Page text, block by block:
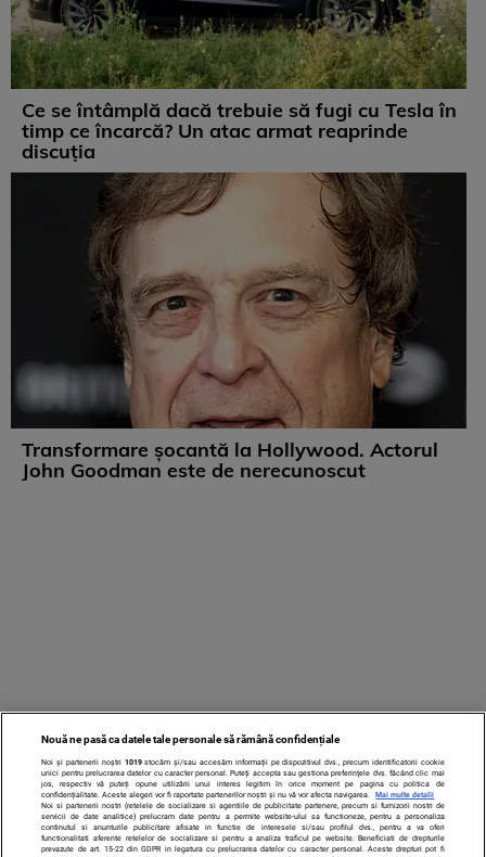
Ce se întâmplă dacă trebuie să fugi cu Tesla în
timp ce încarcă? Un atac armat reaprinde
discuția
Transformare șocantă la Hollywood. Actorul
John Goodman este de nerecunoscut
Nouă ne pasă ca datele tale personale să rămână confidențiale
Noi și partenerii noștri 1019stocăm și/sau accesăm informații pe dispozitivul dvs., precum identificatorii cookie
unici pentru prelucrarea datelor cu caracter personal. Puteți accepta sau gestiona preferințele dvs. făcând clic mai
jos, respectiv vă puteți opune utilizării unui interes legitim în orice moment pe pagina cu politica de
confidențialitate. Aceste alegeri vor fi raportate partenerilor noștri și nu vă vor afecta navigarea.
Mai multe detalii
Noi si partenerii nostri (retelele de socializare si agentiile de publicitate partenere, precum si furnizorii nostri de
servicii de date analitice) prelucram date pentru a permite website-ului sa functioneze, pentru a personaliza
continutul si anunturile publicitare afisate in functie de interesele si/sau profilul dvs., pentru a va oferi
functionalitati aferente retelelor de socializare si pentru a analiza traficul pe website. Beneficiati de drepturile
prevazute de art. 15-22 din GDPR in legatura cu prelucrarea datelor cu caracter personal. Aceste drepturi pot fi